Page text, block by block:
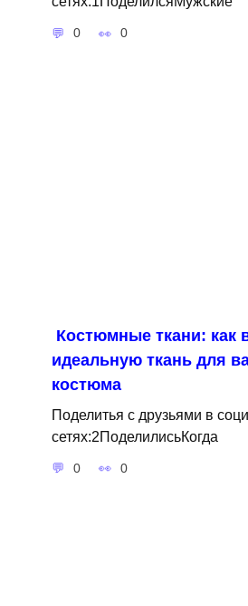
0 0
Костюмные ткани: как
идеальную ткань для
костюма
Поделитья с друзьями в
сетях:2ПоделилисьКогда
0 0